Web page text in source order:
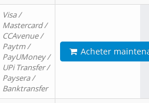
Visa /
Mastercard /
CCAvenue /
Paytm /
PayUMoney /
UPi Transfer /
Paysera /
Banktransfer
Acheter